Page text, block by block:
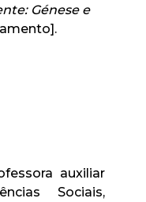
Génese e
auxiliar
Sociais,